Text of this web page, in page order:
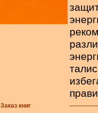
Заказ книг